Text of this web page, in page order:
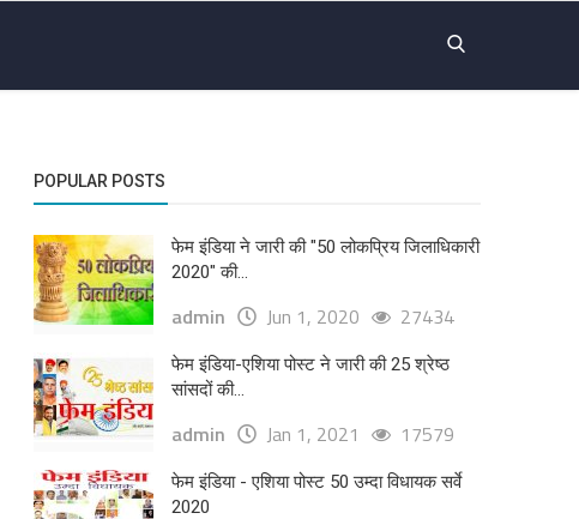
POPULAR POSTS
फेम इंडिया ने जारी की "50 लोकप्रिय जिलाधिकारी
2020" की...
admin Jun 1, 2020 27434
फेम इंडिया-एशिया पोस्ट ने जारी की 25 श्रेष्ठ
सांसदों की...
admin Jan 1, 2021 17579
फेम इंडिया - एशिया पोस्ट 50 उम्दा विधायक सर्वे
2020